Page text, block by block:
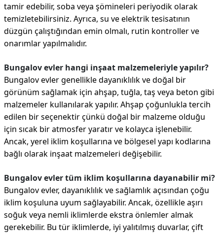
tamir edebilir, soba veya şömineleri periyodik olarak
temizletebilirsiniz. Ayrıca, su ve elektrik tesisatının
düzgün çalıştığından emin olmalı, rutin kontroller ve
onarımlar yapılmalıdır.
Bungalov evler hangi inşaat malzemeleriyle yapılır?
Bungalov evler genellikle dayanıklılık ve doğal bir
görünüm sağlamak için ahşap, tuğla, taş veya beton gibi
malzemeler kullanılarak yapılır. Ahşap çoğunlukla tercih
edilen bir seçenektir çünkü doğal bir malzeme olduğu
için sıcak bir atmosfer yaratır ve kolayca işlenebilir.
Ancak, yerel iklim koşullarına ve bölgesel yapı kodlarına
bağlı olarak inşaat malzemeleri değişebilir.
Bungalov evler tüm iklim koşullarına dayanabilir mi?
Bungalov evler, dayanıklılık ve sağlamlık açısından çoğu
iklim koşuluna uyum sağlayabilir. Ancak, özellikle aşırı
soğuk veya nemli iklimlerde ekstra önlemler almak
gerekebilir. Bu tür iklimlerde, iyi yalıtılmış duvarlar, çift